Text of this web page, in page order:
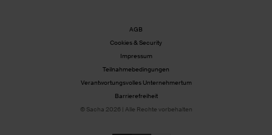
AGB
Cookies & Security
Impressum
Teilnahmebedingungen
Verantwortungsvolles Unternehmertum
Barrierefreiheit
© Sacha 2026 | Alle Rechte vorbehalten